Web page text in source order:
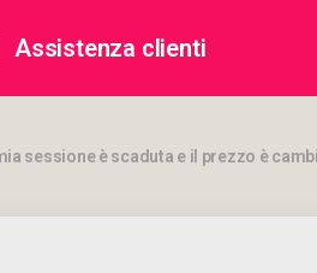
Assistenza clienti
sessione è scaduta e il prezzo è